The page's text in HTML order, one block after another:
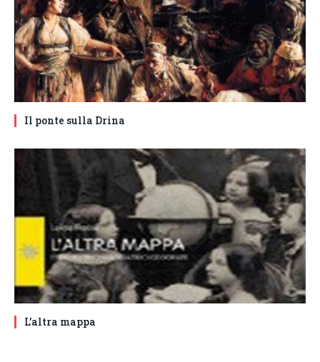
Il ponte sulla Drina
L’altra mappa